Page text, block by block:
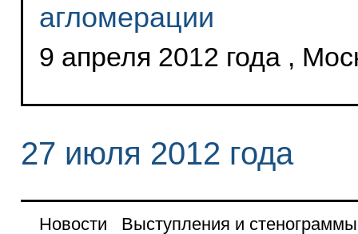
агломерации
9 апреля 2012 года ,
27 июля 2012 года
Новости
Выступления и стенограммы